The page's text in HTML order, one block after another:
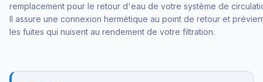
remplacement pour le retour d'eau de votre système de
Il assure une connexion hermétique au point de retour et
les fuites qui nuisent au rendement de votre filtration.